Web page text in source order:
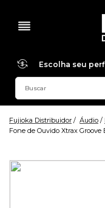
Escolha seu
Fujioka Distribuidor Áudio
Fone de Ouvido Xtrax